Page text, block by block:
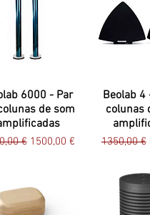
6000 - Par
de som
normal
€ Preço promocional
1500,00 €
Beolab 4
colunas
Preço
1350,00 €